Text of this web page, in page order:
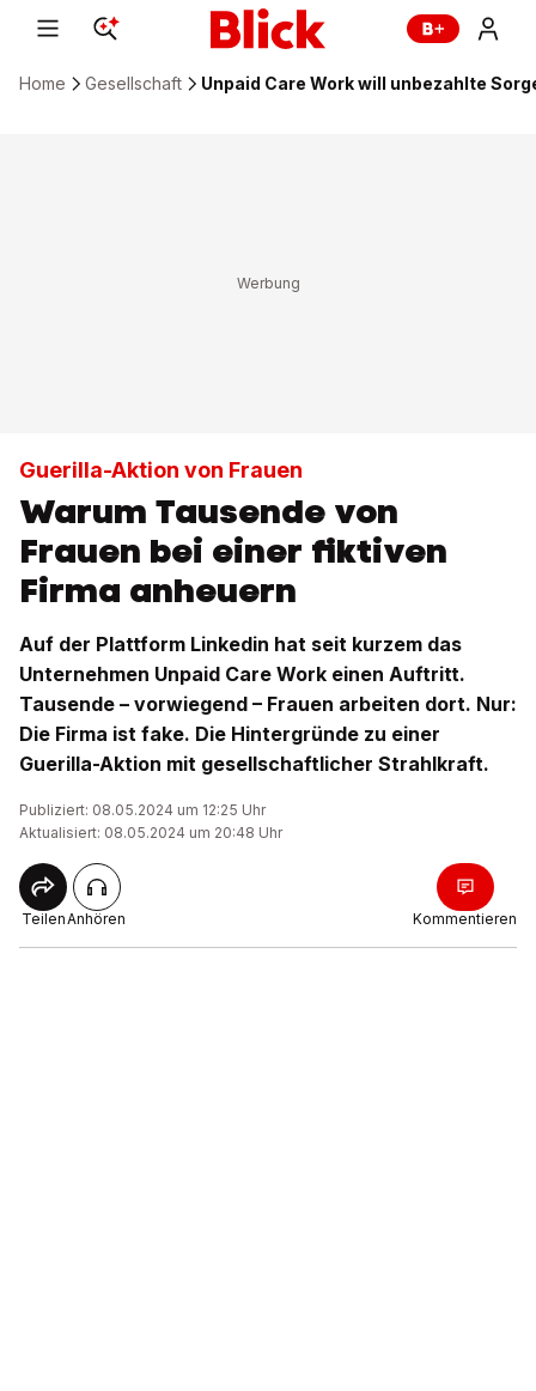
Home Gesellschaft Unpaid Care Work will unbezahlte
Guerilla-Aktion von Frauen
Warum Tausende von
Frauen bei einer fiktiven
Firma anheuern
Auf der Plattform Linkedin hat seit kurzem das
Unternehmen Unpaid Care Work einen Auftritt.
Tausende – vorwiegend – Frauen arbeiten dort. Nur:
Die Firma ist fake. Die Hintergründe zu einer
Guerilla-Aktion mit gesellschaftlicher Strahlkraft.
Publiziert: 08.05.2024 um 12:25 Uhr
Aktualisiert: 08.05.2024 um 20:48 Uhr
TeilenAnhören Kommentieren